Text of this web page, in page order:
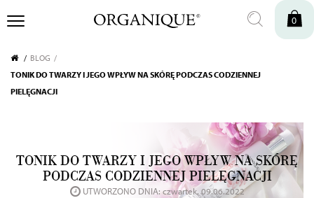
0
BLOG
TONIK DO TWARZY I JEGO WPŁYW NA SKÓRĘ PODCZAS CODZIENNEJ
PIELĘGNACJI
TONIK DO TWARZY I JEGO WPŁYW NA SKÓRĘ
PODCZAS CODZIENNEJ PIELĘGNACJI
UTWORZONO DNIA: czwartek, 09.06.2022